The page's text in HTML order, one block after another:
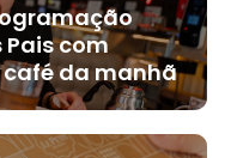
Pais com
café da manhã